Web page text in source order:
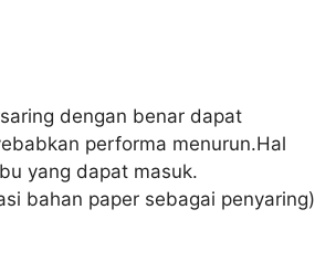
dengan benar dapat
performa menurun.Hal
yang dapat masuk.
bahan paper sebagai penyaring)